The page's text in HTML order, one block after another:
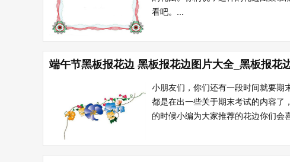
看吧。...
端午节黑板报花边 黑板报花边图片大全_黑板报花
小朋友们，你们还有一段时间就要期
都是在出一些关于期末考试的内容了
的时候小编为大家推荐的花边你们会